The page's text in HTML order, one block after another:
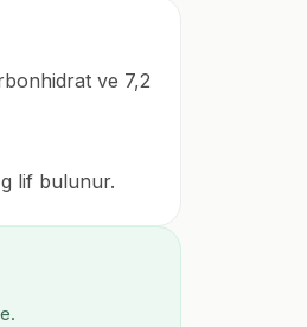
ve 7,2
lif bulunur.